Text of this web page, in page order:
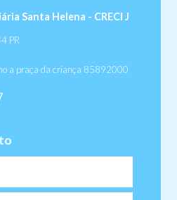
Santa Helena - CRECI J
PR
a praça da criança 85892000